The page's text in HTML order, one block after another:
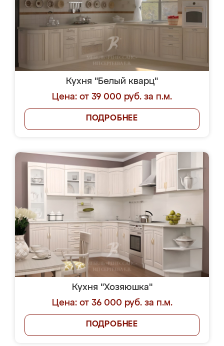
Кухня "Белый кварц"
Цена: от 39 000 руб. за п.м.
ПОДРОБНЕЕ
Кухня "Хозяюшка"
Цена: от 36 000 руб. за п.м.
ПОДРОБНЕЕ